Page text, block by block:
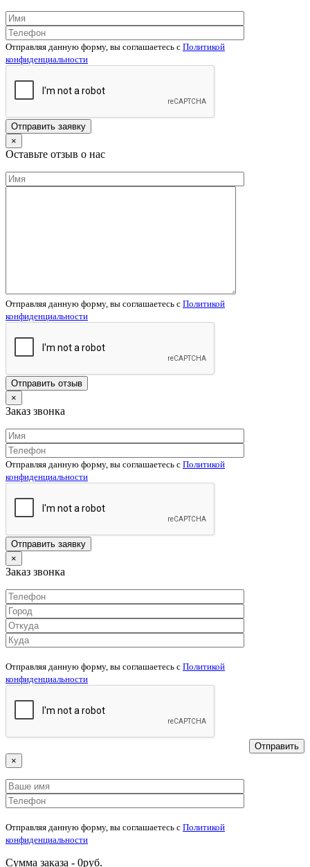
Отправляя данную форму, вы соглашаетесь c Политикой
конфиденциальности
×
Оставьте отзыв о нас
Отправляя данную форму, вы соглашаетесь c Политикой
конфиденциальности
×
Заказ звонка
Отправляя данную форму, вы соглашаетесь c Политикой
конфиденциальности
×
Заказ звонка
Отправляя данную форму, вы соглашаетесь c Политикой
конфиденциальности
×
Отправляя данную форму, вы соглашаетесь c Политикой
конфиденциальности
Сумма заказа - 0руб.